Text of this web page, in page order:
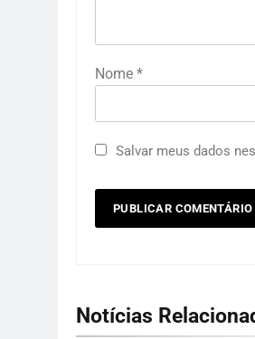
Nome *
Salvar meus dados
Notícias